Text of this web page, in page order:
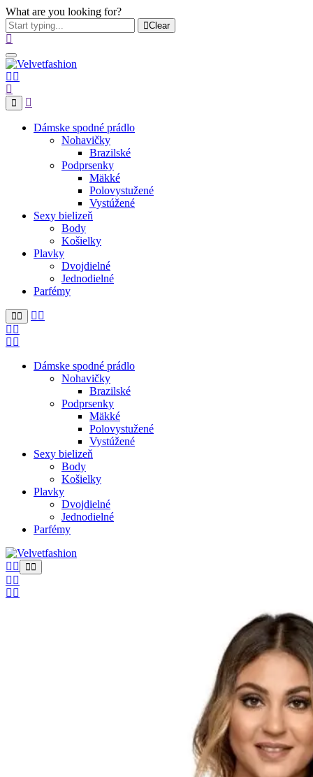
What are you looking for?
Clear
Dámske spodné prádlo
Nohavičky
Brazilské
Podprsenky
Mäkké
Polovystužené
Vystúžené
Sexy bielizeň
Body
Košielky
Plavky
Dvojdielné
Jednodielné
Parfémy
Dámske spodné prádlo
Nohavičky
Brazilské
Podprsenky
Mäkké
Polovystužené
Vystúžené
Sexy bielizeň
Body
Košielky
Plavky
Dvojdielné
Jednodielné
Parfémy